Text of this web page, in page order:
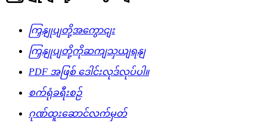
ကြှနျုပျတို့အကွောငျး
ကြှနျုပျတို့ကိုဆကျသှယျရနျ
PDF အဖြစ် ဒေါင်းလုဒ်လုပ်ပါ။
စက်ရုံခရီးစဉ်
ဂုဏ်ထူးဆောင်လက်မှတ်